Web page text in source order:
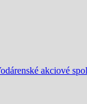
akciové